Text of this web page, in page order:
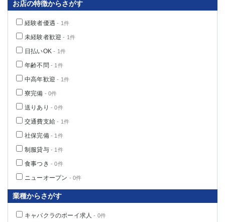
お店の特徴からさがす
経験者優遇 - 1件
未経験者歓迎 - 1件
日払いOK - 1件
年齢不問 - 1件
中高年歓迎 - 1件
寮完備 - 0件
送りあり - 0件
交通費支給 - 1件
社保完備- 1件
制服貸与- 1件
食事つき - 0件
ニューオープン - 0件
業種からさがす
キャバクラのボーイ求人 - 0件